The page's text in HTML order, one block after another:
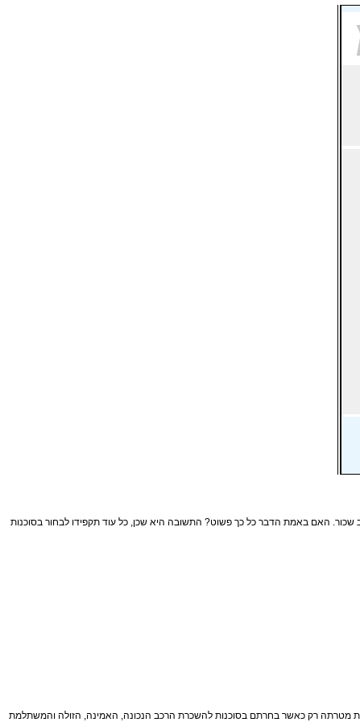
האם באמת הדבר כל כך פשוט? התשובה היא שכן, כל עוד תקפידו לבחור בסוכנות
מטרתה רק כאשר בחרתם בסוכנות להשכרת הרכב הנכונה, האמינה, הזולה והמשתלמת